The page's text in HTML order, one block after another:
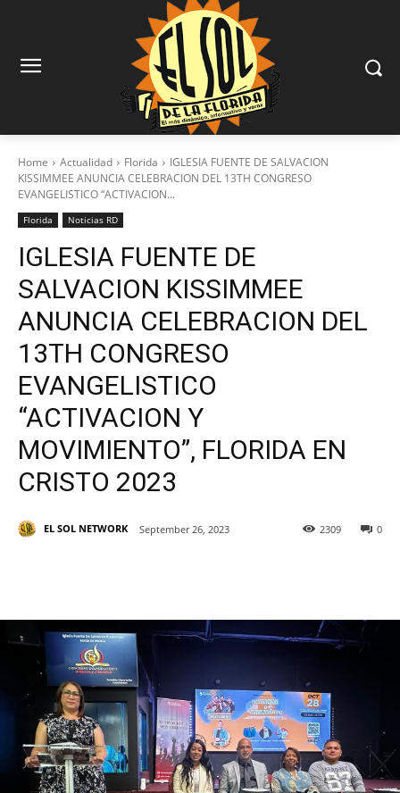
Home Actualidad Florida
IGLESIA FUENTE DE SALVACION
KISSIMMEE ANUNCIA CELEBRACION DEL 13TH CONGRESO
EVANGELISTICO “ACTIVACION...
Florida Noticias RD
IGLESIA FUENTE DE
SALVACION KISSIMMEE
ANUNCIA CELEBRACION DEL
13TH CONGRESO
EVANGELISTICO
“ACTIVACION Y
MOVIMIENTO”, FLORIDA EN
CRISTO 2023
EL SOL NETWORK September 26, 2023 0
2309